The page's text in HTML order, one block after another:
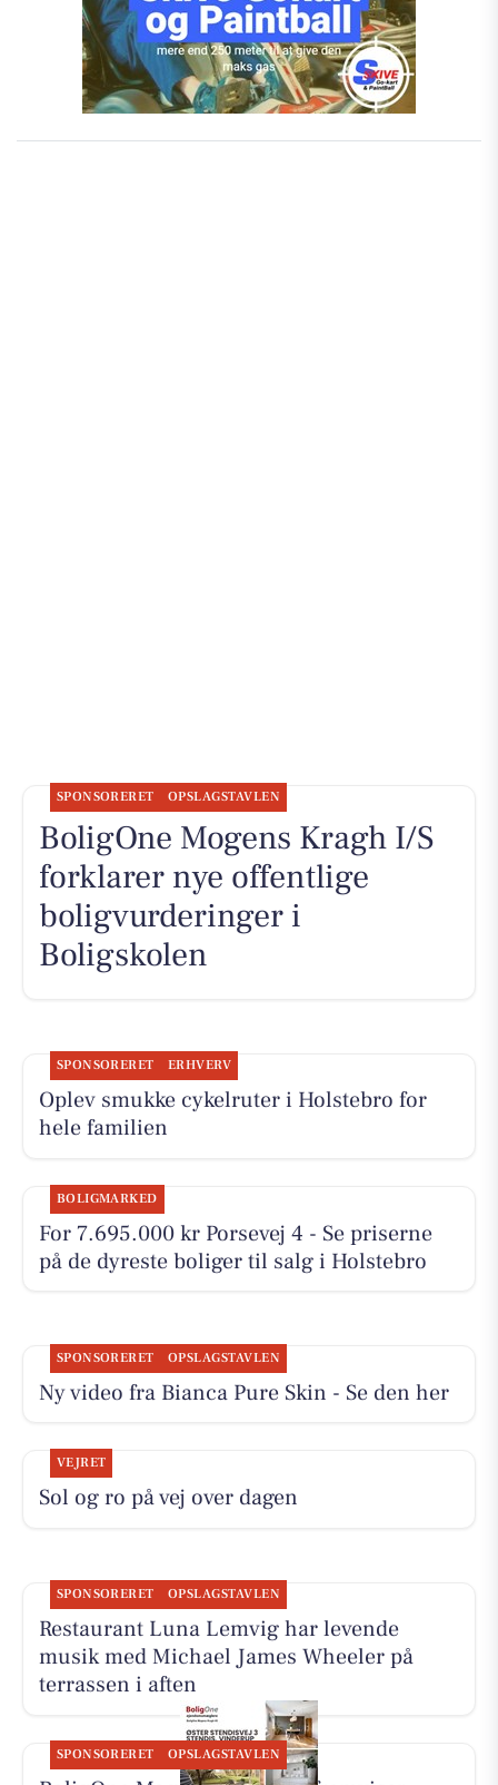
SPONSORERET OPSLAGSTAVLEN
BoligOne Mogens Kragh I/S
forklarer nye offentlige
boligvurderinger i
Boligskolen
SPONSORERET ERHVERV
Oplev smukke cykelruter i Holstebro for
hele familien
BOLIGMARKED
For 7.695.000 kr Porsevej 4 - Se priserne
på de dyreste boliger til salg i Holstebro
SPONSORERET OPSLAGSTAVLEN
Ny video fra Bianca Pure Skin - Se den her
VEJRET
Sol og ro på vej over dagen
SPONSORERET OPSLAGSTAVLEN
Restaurant Luna Lemvig har levende
musik med Michael James Wheeler på
terrassen i aften
SPONSORERET OPSLAGSTAVLEN